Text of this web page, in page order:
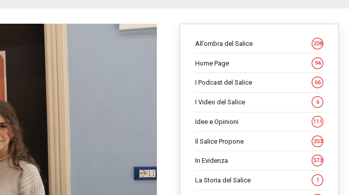
All’ombra del Salice 208
Home Page 94
I Podcast del Salice 66
I Video del Salice 6
Idee e Opinioni 111
Il Salice Propone 203
In Evidenza 573
La Storia del Salice 1